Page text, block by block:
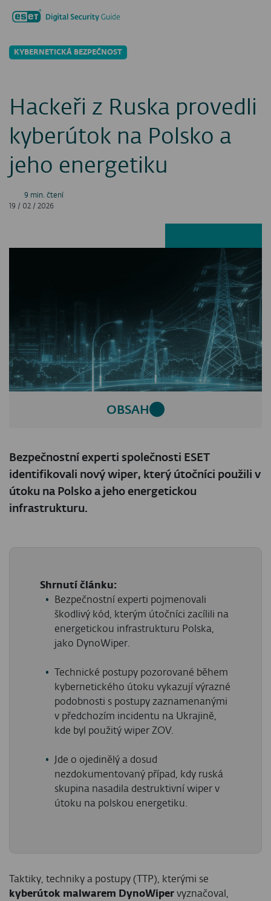
KYBERNETICKÁ BEZPEČNOST
Hackeři z Ruska provedli
kyberútok na Polsko a
jeho energetiku
9 min. čtení
19 / 02 / 2026
OBSAH
Bezpečnostní experti společnosti ESET
identifikovali nový wiper, který útočníci použili v
útoku na Polsko a jeho energetickou
infrastrukturu.
Shrnutí článku:
Bezpečnostní experti pojmenovali
škodlivý kód, kterým útočníci zacílili na
energetickou infrastrukturu Polska,
jako DynoWiper.
Technické postupy pozorované během
kybernetického útoku vykazují výrazné
podobnosti s postupy zaznamenanými
v předchozím incidentu na Ukrajině,
kde byl použitý wiper ZOV.
Jde o ojedinělý a dosud
nezdokumentovaný případ, kdy ruská
skupina nasadila destruktivní wiper v
útoku na polskou energetiku.
Taktiky, techniky a postupy (TTP), kterými se
kyberútok malwarem DynoWiper vyznačoval,